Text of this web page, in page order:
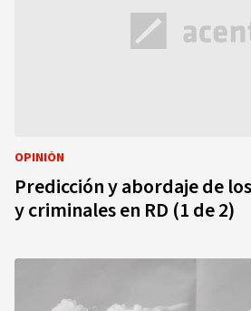
OPINIÓN
Predicción y abordaje de
y criminales en RD (1 de 2)